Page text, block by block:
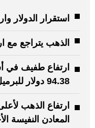
استقرار الدولار
الذهب يتراجع مع
ارتفاع طفيف في
94.38 دولار للبرميل
ارتفاع الذهب
المعادن النفيسة